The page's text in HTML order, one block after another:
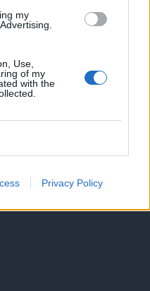
my
Use,
of my
with the
Privacy Policy